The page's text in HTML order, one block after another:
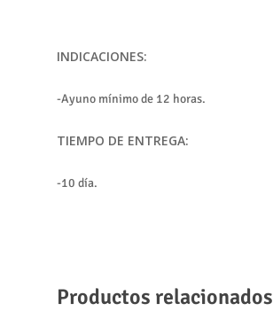
INDICACIONES:
-Ayuno mínimo de 12 horas.
TIEMPO DE ENTREGA:
-10 día.
Productos relacionados